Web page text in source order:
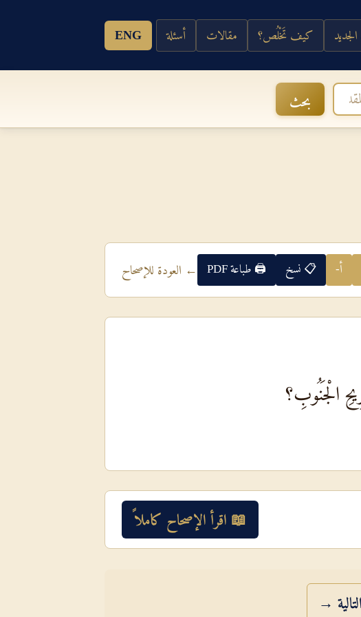
الجديد كيف تَخْلُص؟ مقالات أسئلة ENG
بحث
أ- 📋 نسخ 🖨 طباعة PDF ← العودة للإصحاح
الْجَنُوبِ؟
📖 اقرأ الإصحاح كاملاً
→